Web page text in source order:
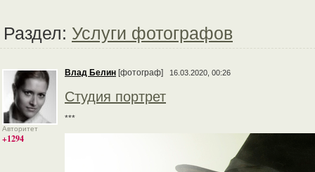
Раздел: Услуги фотографов
Авторитет
+1294
Влад Белин [фотограф] 16.03.2020, 00:26
Студия портрет
***